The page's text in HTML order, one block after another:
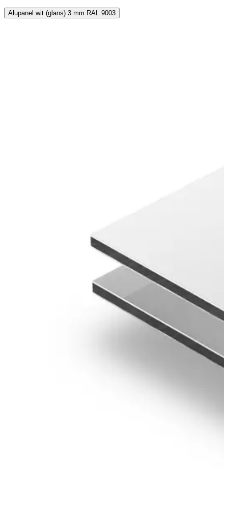
Alupanel wit (glans) 3 mm RAL 9003